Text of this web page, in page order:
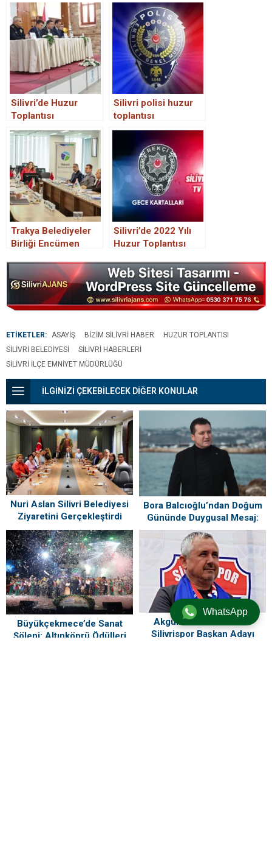
Silivri’de Huzur
Toplantısı
Gerçekleştirildi.
Silivri polisi huzur
toplantısı
düzenliyor.
Trakya Belediyeler
Birliği Encümen
Gerçekleşti
Silivri’de 2022 Yılı
Huzur Toplantısı
ETİKETLER: ASAYIŞ BIZIM SILIVRI HABER
HUZUR TOPLANTISI
SILIVRI BELEDIYESI
SILIVRI HABERLERI
SILIVRI İLÇE EMNIYET MÜDÜRLÜĞÜ
İLGİNİZİ ÇEKEBİLECEK DİĞER KONULAR
Nuri Aslan Silivri Belediyesi
Ziyaretini Gerçekleştirdi
Bora Balcıoğlu’ndan Doğum
Gününde Duygusal Mesaj:
“Silivri’mi Çok Özlüyorum”
Büyükçekmece’de Sanat
Şöleni: Altınköprü Ödülleri
Akgün Duru Mecburen
Silivrispor Başkan Adayı
WhatsApp